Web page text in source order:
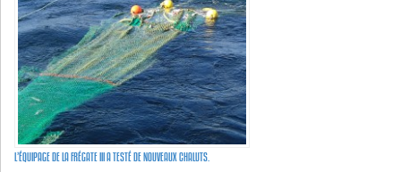
L’ÉQUIPAGE DE LA FRÉGATE III A TESTÉ DE NOUVEAUX CHALUTS.